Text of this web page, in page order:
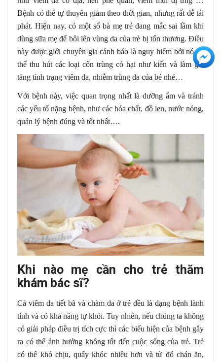
Bệnh có thể tự thuyên giảm theo thời gian, nhưng rất dễ tái
phát. Hiện nay, có một số bà mẹ trẻ đang mắc sai lầm khi
dùng sữa mẹ để bôi lên vùng da của trẻ bị tổn thương. Điều
này được giới chuyên gia cảnh báo là nguy hiểm bởi nó có
thể thu hút các loại côn trùng có hại như kiến và làm gia
tăng tình trạng viêm da, nhiễm trùng da của bé nhé…
Với bệnh này, việc quan trọng nhất là dưỡng ẩm và tránh
các yếu tố nặng bệnh, như các hóa chất, đồ len, nước nóng,
quản lý bệnh đúng và tốt nhất….
Khi nào mẹ cần cho trẻ thăm
khám bác sĩ?
Cả viêm da tiết bã và chàm da ở trẻ đều là dạng bệnh lành
tính và có khả năng tự khỏi. Tuy nhiên, nếu chúng ta không
có giải pháp điều trị tích cực thì các biểu hiện của bệnh gây
ra có thể ảnh hưởng không tốt đến cuộc sống của trẻ. Trẻ
có thể khó chịu, quấy khóc nhiều hơn và từ đó chán ăn,
+3